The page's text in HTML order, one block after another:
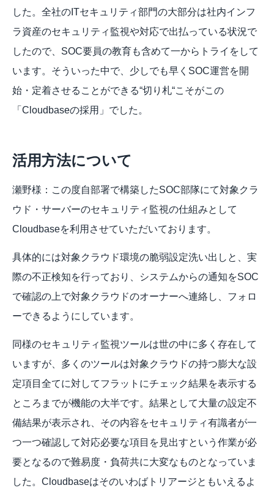
した。全社のITセキュリティ部門の大部分は社内インフ
ラ資産のセキュリティ監視や対応で出払っている状況で
したので、SOC要員の教育も含めて一からトライをして
います。そういった中で、少しでも早くSOC運営を開
始・定着させることができる“切り札“こそがこの
「Cloudbaseの採用」でした。
活用方法について
瀬野様：この度自部署で構築したSOC部隊にて対象クラ
ウド・サーバーのセキュリティ監視の仕組みとして
Cloudbaseを利用させていただいております。
具体的には対象クラウド環境の脆弱設定洗い出しと、実
際の不正検知を行っており、システムからの通知をSOC
で確認の上で対象クラウドのオーナーへ連絡し、フォロ
ーできるようにしています。
同様のセキュリティ監視ツールは世の中に多く存在して
いますが、多くのツールは対象クラウドの持つ膨大な設
定項目全てに対してフラットにチェック結果を表示する
ところまでが機能の大半です。結果として大量の設定不
備結果が表示され、その内容をセキュリティ有識者が一
つ一つ確認して対応必要な項目を見出すという作業が必
要となるので難易度・負荷共に大変なものとなっていま
した。Cloudbaseはそのいわばトリアージともいえるよ